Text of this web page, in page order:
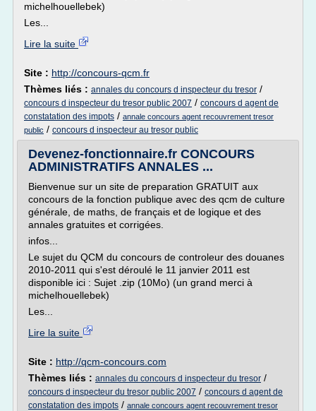
michelhouellebek)
Les...
Lire la suite
Site : http://concours-qcm.fr
Thèmes liés : annales du concours d inspecteur du tresor /
concours d inspecteur du tresor public 2007 / concours d agent de
constatation des impots / annale concours agent recouvrement tresor
public / concours d inspecteur au tresor public
Devenez-fonctionnaire.fr CONCOURS
ADMINISTRATIFS ANNALES ...
Bienvenue sur un site de preparation GRATUIT aux
concours de la fonction publique avec des qcm de culture
générale, de maths, de français et de logique et des
annales gratuites et corrigées.
infos...
Le sujet du QCM du concours de controleur des douanes
2010-2011 qui s'est déroulé le 11 janvier 2011 est
disponible ici : Sujet .zip (10Mo) (un grand merci à
michelhouellebek)
Les...
Lire la suite
Site : http://qcm-concours.com
Thèmes liés : annales du concours d inspecteur du tresor /
concours d inspecteur du tresor public 2007 / concours d agent de
constatation des impots / annale concours agent recouvrement tresor